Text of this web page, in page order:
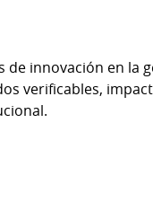
innovación en la
verificables,